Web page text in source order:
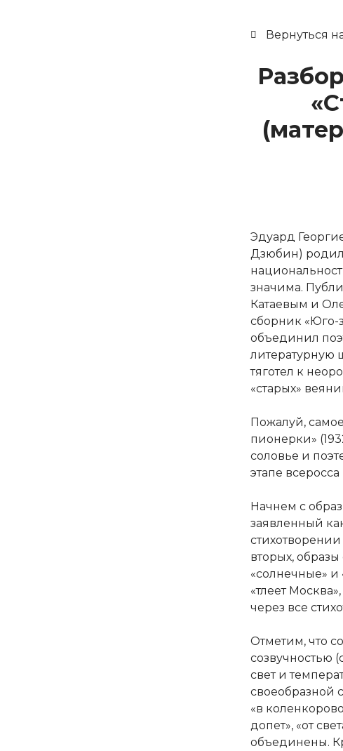
Вернуться
Эдуард
Дзюбин)
значима.
Катаевым и
сборник «Юго-
объединил
литературную
тяготел к
«старых»
Пожалуй,
пионерки»
соловье и
этапе всеросса
Начнем с
заявленный
вторых,
«солнечные» и
«тлеет
через все
Отметим, что
созвучностью
свет и
своеобразной
«в
допет», «от
объединены.